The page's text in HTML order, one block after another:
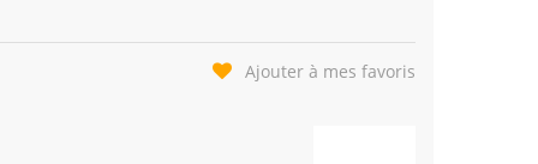
Ajouter à mes favoris